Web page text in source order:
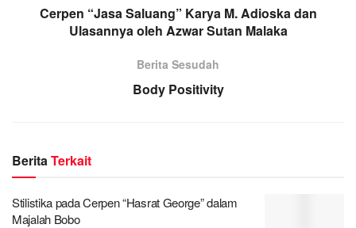
Cerpen “Jasa Saluang” Karya M. Adioska dan
Ulasannya oleh Azwar Sutan Malaka
Berita Sesudah
Body Positivity
BeritaTerkait
Stilistika pada Cerpen “Hasrat George” dalam
Majalah Bobo